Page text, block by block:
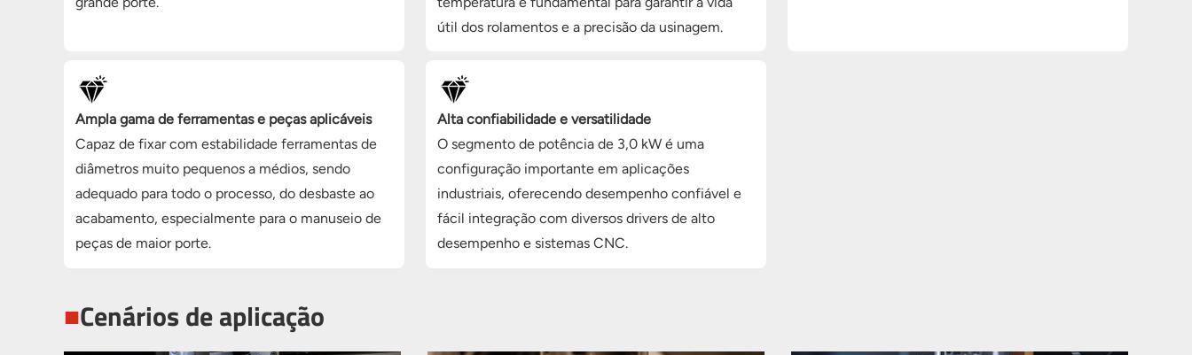
útil dos rolamentos e a precisão da usinagem.
Ampla gama de ferramentas e peças aplicáveis
Capaz de fixar com estabilidade ferramentas de
diâmetros muito pequenos a médios, sendo
adequado para todo o processo, do desbaste ao
acabamento, especialmente para o manuseio de
peças de maior porte.
Alta confiabilidade e versatilidade
O segmento de potência de 3,0 kW é uma
configuração importante em aplicações
industriais, oferecendo desempenho confiável e
fácil integração com diversos drivers de alto
desempenho e sistemas CNC.
■Cenários de aplicação